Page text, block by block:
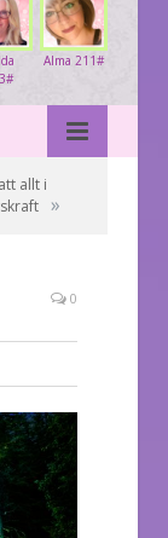
Alma 211#
allt i
»
0